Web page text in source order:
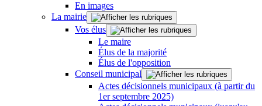
En images
La mairie
Vos élus
Le maire
Élus de la majorité
Élus de l'opposition
Conseil municipal
Actes décisionnels municipaux (à partir du
1er septembre 2025)